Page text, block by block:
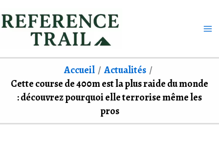
au
Accueil
Actualités
Cette course de 400m est la plus raide du monde
: découvrez pourquoi elle terrorise même les
pros